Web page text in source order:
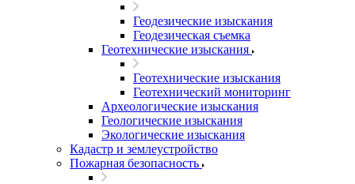
Геодезические изыскания
Геодезическая съемка
Геотехнические изыскания
Геотехнические изыскания
Геотехнический мониторинг
Археологические изыскания
Геологические изыскания
Экологические изыскания
Кадастр и землеустройство
Пожарная безопасность